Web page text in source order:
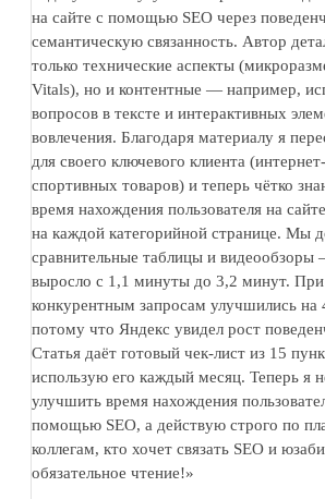
на сайте с помощью SEO через
семантическую связанность. Автор
только технические аспекты
Vitals), но и контентные — например,
вопросов в тексте и интерактивных
вовлечения. Благодаря материалу я
для своего ключевого клиента
спортивных товаров) и теперь чётко
время нахождения пользователя на
на каждой категорийной странице. Мы
сравнительные таблицы и видеообзоры
выросло с 1,1 минуты до 3,2 минут.
конкурентным запросам улучшились на
потому что Яндекс увидел рост
Статья даёт готовый чек-лист из 15
использую его каждый месяц. Теперь я
улучшить время нахождения
помощью SEO, а действую строго по
коллегам, кто хочет связать SEO и
обязательное чтение!»